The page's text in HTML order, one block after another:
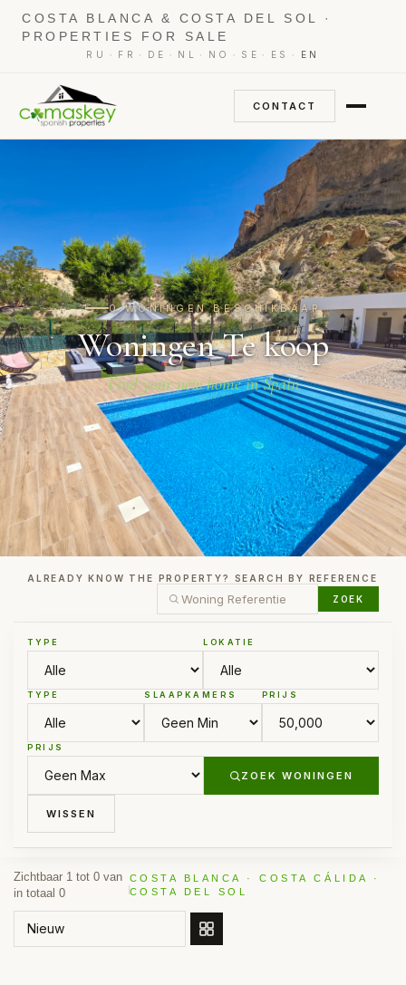
COSTA BLANCA & COSTA DEL SOL ·
PROPERTIES FOR SALE
RU · FR · DE · NL · NO · SE · ES · EN
CONTACT
0 WONINGEN BESCHIKBAAR
Woningen Te koop
Find your new home in Spain
ALREADY KNOW THE PROPERTY? SEARCH BY REFERENCE
ZOEK
TYPE LOKATIE
TYPE SLAAPKAMERS PRIJS
PRIJS
ZOEK WONINGEN
WISSEN
Zichtbaar 1 tot 0 van
in totaal 0
COSTA BLANCA · COSTA CÁLIDA ·
COSTA DEL SOL
SORTEER OP